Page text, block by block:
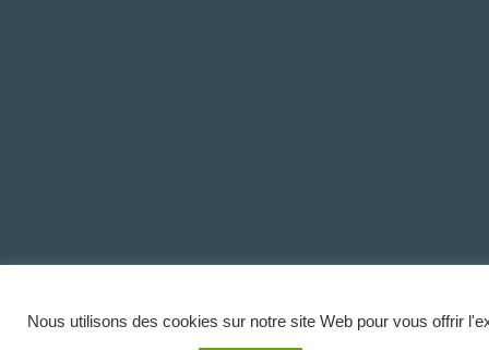
Nous utilisons des cookies sur notre site Web pour vous offrir